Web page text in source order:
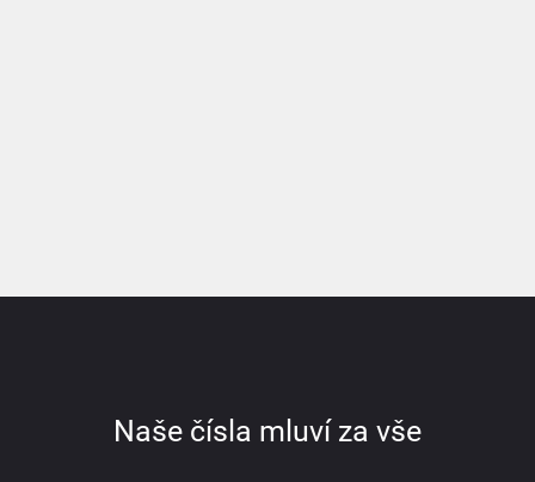
Naše čísla mluví za vše